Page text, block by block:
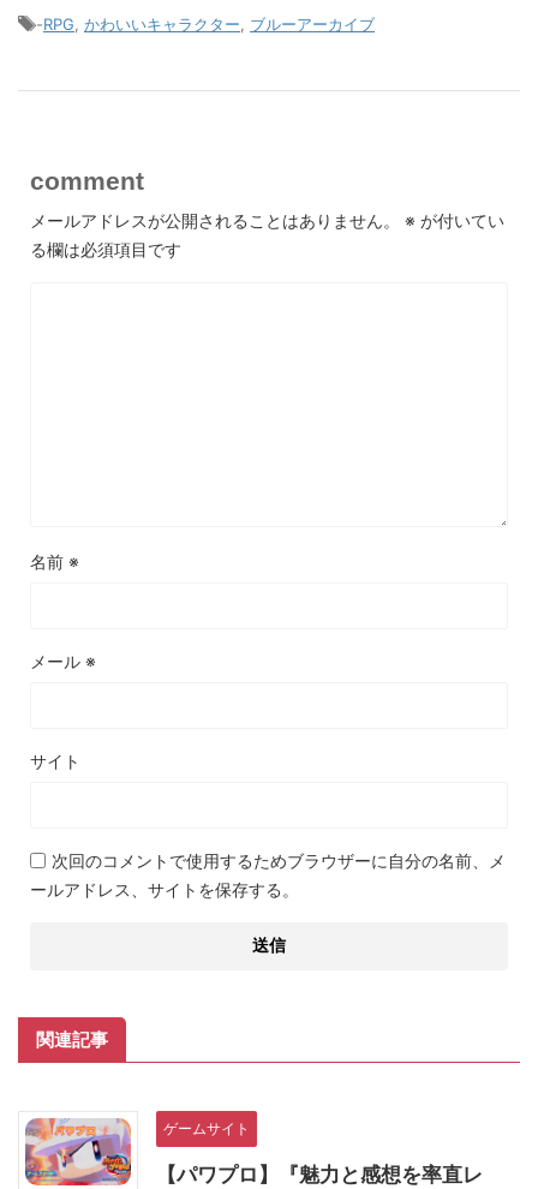
-RPG かわいいキャラクター ブルーアーカイブ
comment
メールアドレスが公開されることはありません。 ※ が付いてい
る欄は必須項目です
名前 ※
メール ※
サイト
次回のコメントで使用するためブラウザーに自分の名前、メ
ールアドレス、サイトを保存する。
関連記事
ゲームサイト
【パワプロ】『魅力と感想を率直レ